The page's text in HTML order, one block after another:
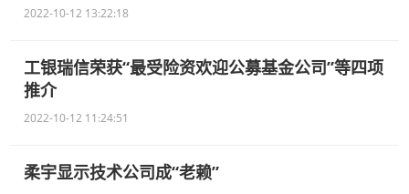
2022-10-12 13:22:18
工银瑞信荣获“最受险资欢迎公募基金公司”等四项
推介
2022-10-12 11:24:51
柔宇显示技术公司成“老赖”